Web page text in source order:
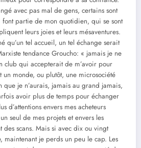
avec pas mal de gens, certains sont
font partie de mon quotidien, qui se sont
leurs joies et leurs mésaventures.
qu’un tel accueil, un tel échange serait
tendance Groucho: « jamais je ne
club qui accepterait de m’avoir pour
un monde, ou plutôt, une microsociété
que je n’aurais, jamais au grand jamais,
avoir plus de temps pour échanger
d’attentions envers mes acheteurs
seul de mes projets et envers les
des scans. Mais si avec dix ou vingt
maintenant je perds un peu le cap. Les